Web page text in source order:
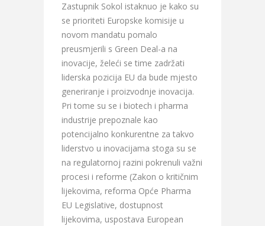
Zastupnik Sokol istaknuo je kako su
se prioriteti Europske komisije u
novom mandatu pomalo
preusmjerili s Green Deal-a na
inovacije, želeći se time zadržati
liderska pozicija EU da bude mjesto
generiranje i proizvodnje inovacija.
Pri tome su se i biotech i pharma
industrije prepoznale kao
potencijalno konkurentne za takvo
liderstvo u inovacijama stoga su se
na regulatornoj razini pokrenuli važni
procesi i reforme (Zakon o kritičnim
lijekovima, reforma Opće Pharma
EU Legislative, dostupnost
lijekovima, uspostava European